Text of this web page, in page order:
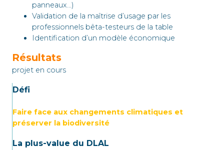
panneaux…)
Validation de la maîtrise d’usage par les
professionnels bêta-testeurs de la table
Identification d’un modèle économique
Résultats
projet en cours
Défi
Faire face aux changements climatiques et
préserver la biodiversité
La plus-value du DLAL